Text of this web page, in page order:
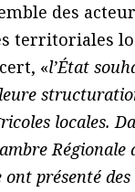
des
territoriales
«l’État
locales.
Régionale
ont présenté